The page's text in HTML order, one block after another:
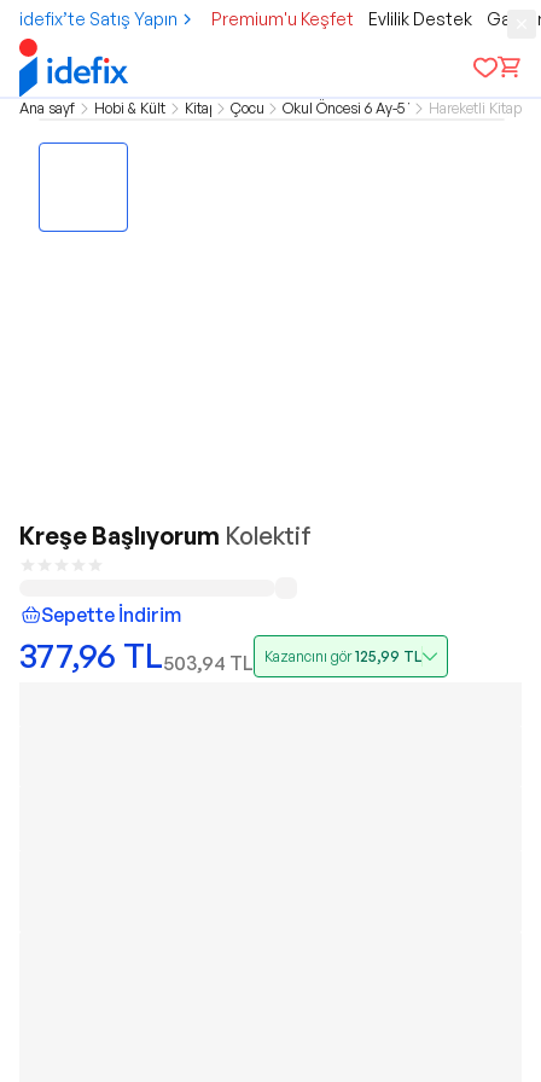
idefix’te Satış Yapın Premium'u Keşfet Evlilik Destek
Ana sayfa Hobi & Kültür Kitap Çocuk Okul Öncesi 6 Ay-5 YaşHareketli Kitaplar
Kreşe Başlıyorum Kolektif
Sepette İndirim
377,96 TL503,94 TL Kazancını gör125,99 TL